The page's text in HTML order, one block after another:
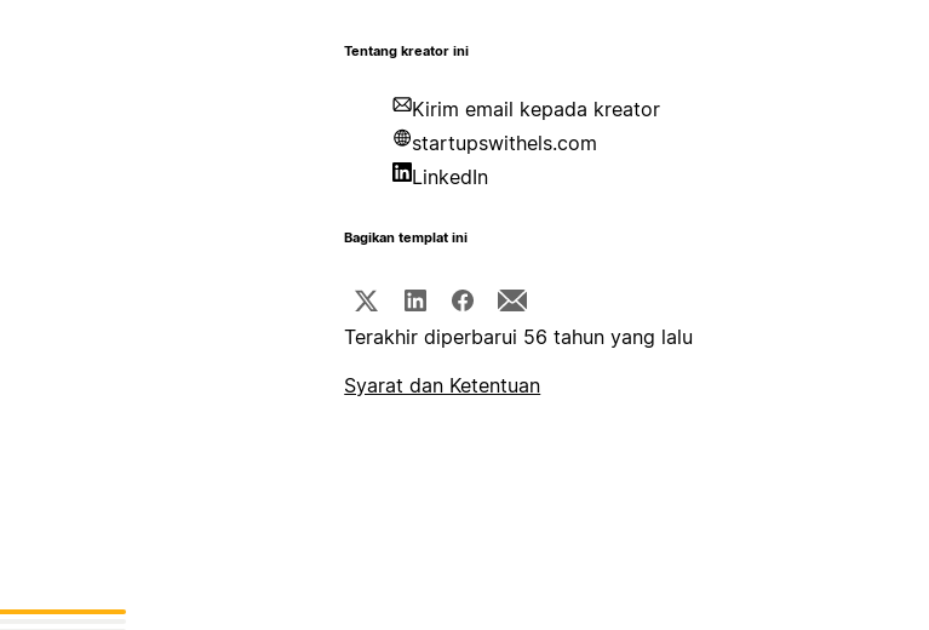
Tentang kreator ini
Kirim email kepada kreator
startupswithels.com
LinkedIn
Bagikan templat ini
Terakhir diperbarui 56 tahun yang lalu
Syarat dan Ketentuan